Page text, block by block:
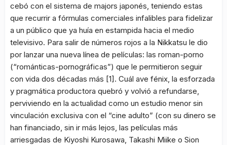
cebó con el sistema de majors japonés, teniendo estas
que recurrir a fórmulas comerciales infalibles para fidelizar
a un público que ya huía en estampida hacia el medio
televisivo. Para salir de números rojos a la Nikkatsu le dio
por lanzar una nueva línea de películas: las roman-porno
(“románticas-pornográficas”) que le permitieron seguir
con vida dos décadas más [1]. Cuál ave fénix, la esforzada
y pragmática productora quebró y volvió a refundarse,
perviviendo en la actualidad como un estudio menor sin
vinculación exclusiva con el “cine adulto” (con su dinero se
han financiado, sin ir más lejos, las películas más
arriesgadas de Kiyoshi Kurosawa, Takashi Miike o Sion